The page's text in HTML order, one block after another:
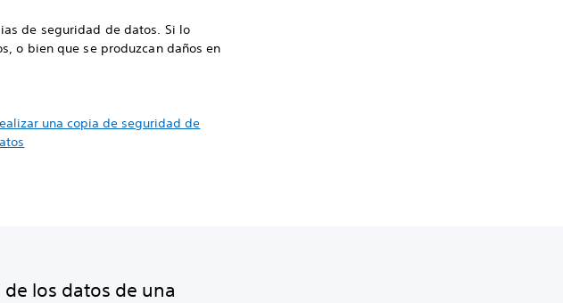
de seguridad de datos. Si lo
o bien que se produzcan daños en
una copia de seguridad de
los datos de una